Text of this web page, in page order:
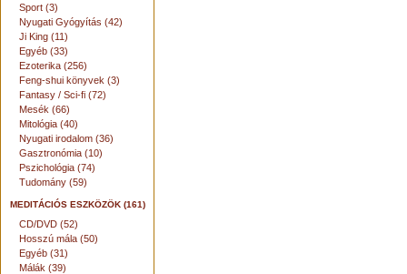
Sport (3)
Nyugati Gyógyítás (42)
Ji King (11)
Egyéb (33)
Ezoterika (256)
Feng-shui könyvek (3)
Fantasy / Sci-fi (72)
Mesék (66)
Mitológia (40)
Nyugati irodalom (36)
Gasztronómia (10)
Pszichológia (74)
Tudomány (59)
MEDITÁCIÓS ESZKÖZÖK (161)
CD/DVD (52)
Hosszú mála (50)
Egyéb (31)
Málák (39)